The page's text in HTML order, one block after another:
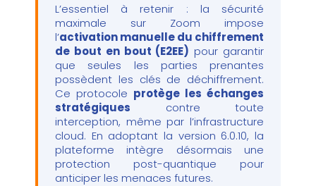
L’essentiel à retenir : la sécurité
maximale sur Zoom impose
l’activation manuelle du chiffrement
de bout en bout (E2EE) pour garantir
que seules les parties prenantes
possèdent les clés de déchiffrement.
Ce protocole protège les échanges
stratégiques contre toute
interception, même par l’infrastructure
cloud. En adoptant la version 6.0.10, la
plateforme intègre désormais une
protection post-quantique pour
anticiper les menaces futures.